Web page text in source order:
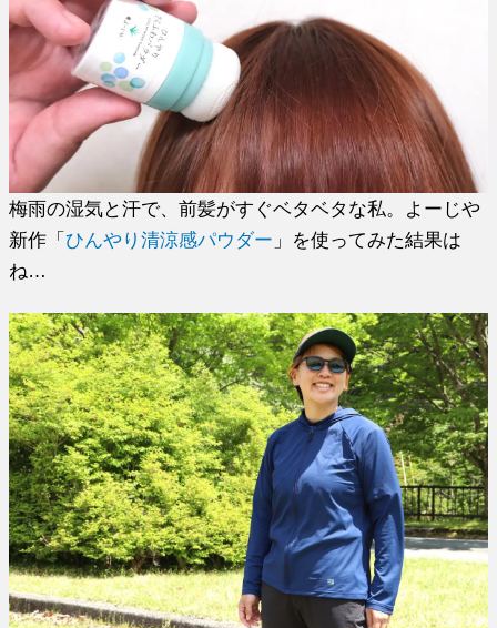
梅雨の湿気と汗で、前髪がすぐベタベタな私。よーじや
新作「ひんやり清涼感パウダー 」を使ってみた結果は
ね…